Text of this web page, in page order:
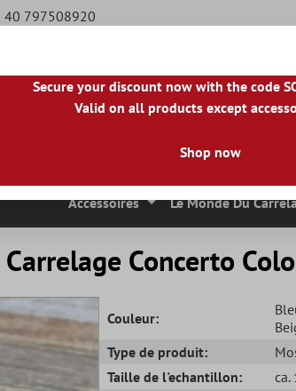
40 797508920
ES|PL|PT| FI|GR|RO|NO|HU|
Carreaux En Pierre Naturelle
Accessoires Le Monde Du
Concerto
Couleur:
Type de produit:
Taille de l'echantillon:
ca.
Secure your discount now with the code
Valid on all products except
Shop now